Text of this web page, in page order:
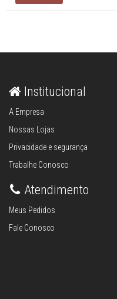
Institucional
A Empresa
Nossas Lojas
Privacidade e segurança
Trabalhe Conosco
Atendimento
Meus Pedidos
Fale Conosco